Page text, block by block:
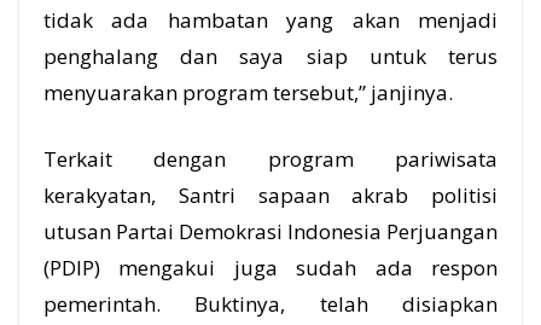
tidak ada hambatan yang akan menjadi
penghalang dan saya siap untuk terus
menyuarakan program tersebut,” janjinya.
Terkait dengan program pariwisata
kerakyatan, Santri sapaan akrab politisi
utusan Partai Demokrasi Indonesia Perjuangan
(PDIP) mengakui juga sudah ada respon
pemerintah. Buktinya, telah disiapkan